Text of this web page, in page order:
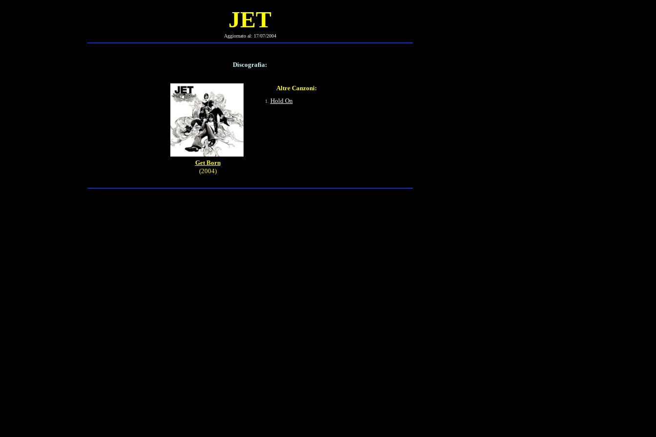
JET
Aggiornato al: 17/07/2004
Discografia:
Get Born
(2004)
Altre Canzoni:
Hold On